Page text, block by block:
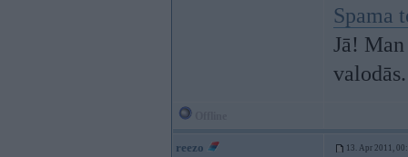
Spama
Jā!
valodās.
reezo 13. Apr 2011,